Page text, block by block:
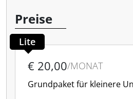
Preise
Lite
€ 20,00/MONAT
Grundpaket für kleinere